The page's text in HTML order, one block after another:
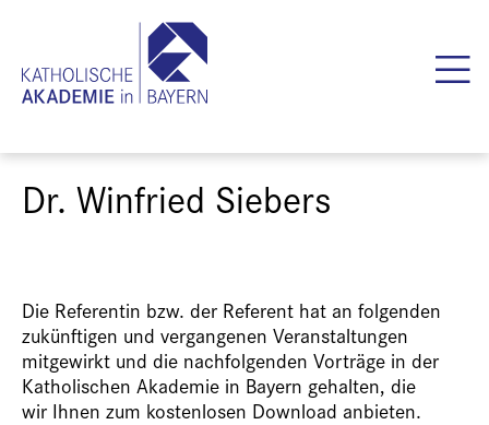
Dr. Winfried Siebers
Die Referentin bzw. der Referent hat an folgenden
zukünftigen und vergangenen Veranstaltungen
mitgewirkt und die nachfolgenden Vorträge in der
Katholischen Akademie in Bayern gehalten, die
wir Ihnen zum kostenlosen Download anbieten.